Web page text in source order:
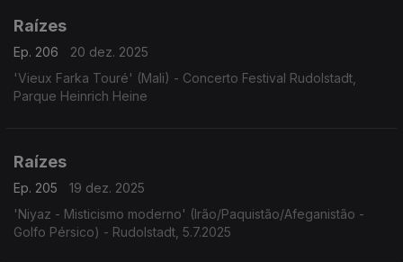
Raízes
Ep. 206
20 dez. 2025
'Vieux Farka Touré' (Mali) - Concerto Festival Rudolstadt,
Parque Heinrich Heine
Raízes
Ep. 205
19 dez. 2025
'Niyaz - Misticismo moderno' (Irão/Paquistão/Afeganistão -
Golfo Pérsico) - Rudolstadt, 5.7.2025